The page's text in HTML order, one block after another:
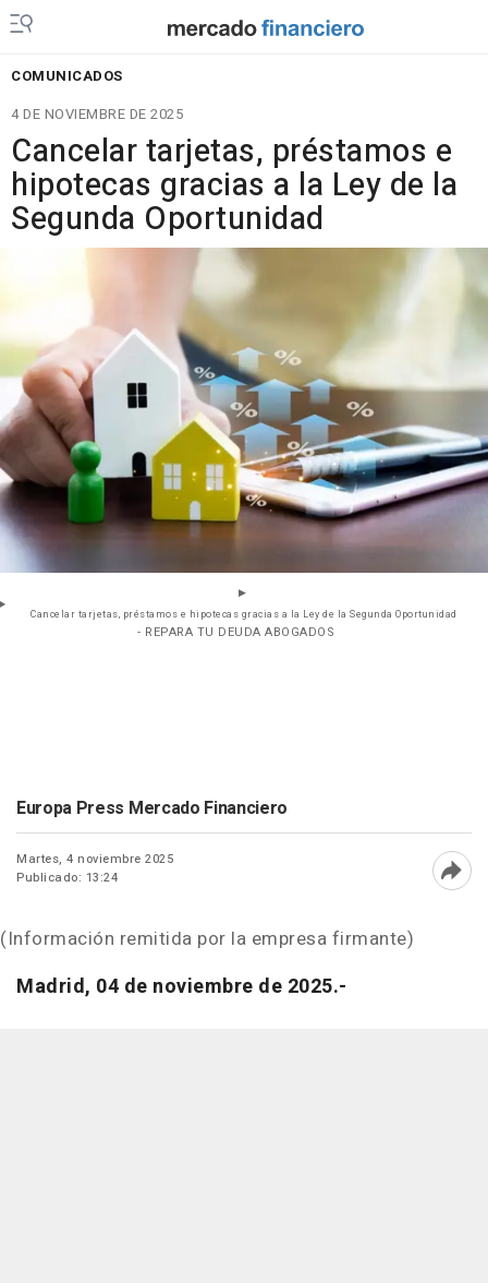
COMUNICADOS
4 DE NOVIEMBRE DE 2025
Cancelar tarjetas, préstamos e
hipotecas gracias a la Ley de la
Segunda Oportunidad
Cancelar tarjetas, préstamos e hipotecas gracias a la Ley de la Segunda Oportunidad
- REPARA TU DEUDA ABOGADOS
Europa Press Mercado Financiero
Martes, 4 noviembre 2025
Publicado: 13:24
(Información remitida por la empresa firmante)
Madrid, 04 de noviembre de 2025.-